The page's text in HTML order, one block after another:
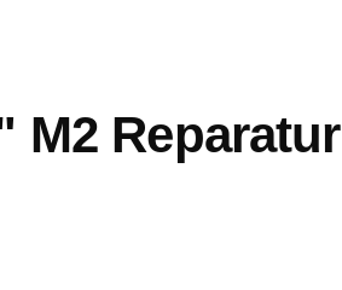
M2 Reparatur